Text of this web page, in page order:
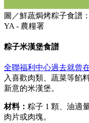
圖／鮮蔬焗烤粽子食譜
YA - 農糧署
粽子米漢堡食譜
全聯福利中心過去就曾
入喜歡肉類、蔬菜等餡
新意的米漢堡。
材料： 粽子 1 顆、油適
肉片或肉塊。